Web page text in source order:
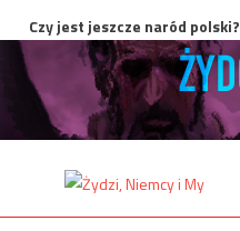
Czy jest jeszcze naród polski?